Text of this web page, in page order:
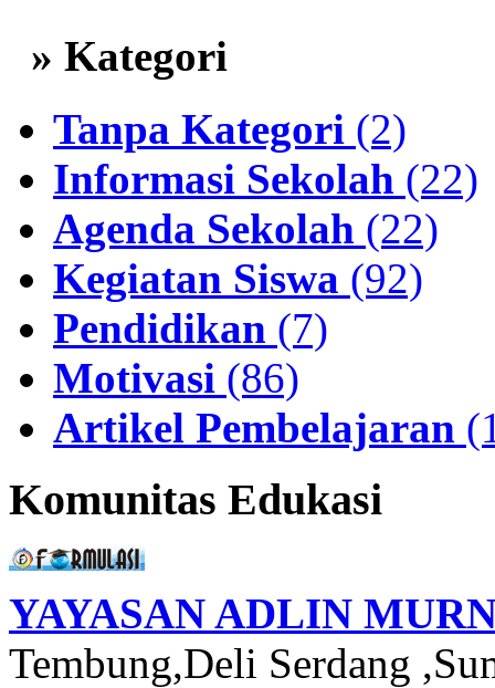
» Kategori
Tanpa Kategori (2)
Informasi Sekolah (22)
Agenda Sekolah (22)
Kegiatan Siswa (92)
Pendidikan (7)
Motivasi (86)
Artikel Pembelajaran
Komunitas Edukasi
YAYASAN ADLIN
Tembung,Deli Serdang